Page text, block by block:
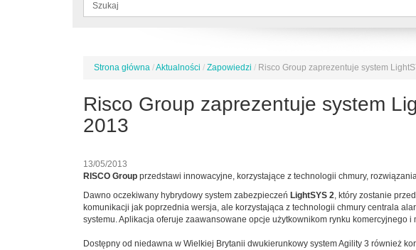
Formularz
Jesteś
Strona główna /Aktualności / Zapowiedzi / Risco Group zaprezentuje system
Risco Group zaprezentuje system
2013
13/05/2013
RISCO Group przedstawi innowacyjne, korzystające z technologii chmury,
Dawno oczekiwany hybrydowy system zabezpieczeń LightSYS 2, który zostanie
komunikacji jak poprzednia wersja, ale korzystająca z technologii chmury centrala
systemu. Aplikacja oferuje zaawansowane opcje użytkownikom rynku komercyjnego i
Dostępny od niedawna w Wielkiej Brytanii dwukierunkowy system Agility 3 również